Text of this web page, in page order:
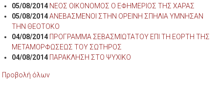
05/08/2014 ΝΕΟΣ ΟΙΚΟΝΟΜΟΣ Ο ΕΦΗΜΕΡΙΟΣ ΤΗΣ ΧΑΡΑΣ
05/08/2014 ΑΝΕΒΑΣΜΕΝΟΙ ΣΤΗΝ ΟΡΕΙΝΗ ΣΠΗΛΙΑ ΥΜΝΗΣΑΝ
ΤΗΝ ΘΕΟΤΟΚΟ
04/08/2014 ΠΡΟΓΡΑΜΜΑ ΣΕΒΑΣΜΙΩΤΑΤΟΥ ΕΠΙ ΤΗ ΕΟΡΤΗ ΤΗΣ
ΜΕΤΑΜΟΡΦΩΣΕΩΣ ΤΟΥ ΣΩΤΗΡΟΣ
04/08/2014 ΠΑΡΑΚΛΗΣΗ ΣΤΟ ΨΥΧΙΚΟ
Προβολή όλων